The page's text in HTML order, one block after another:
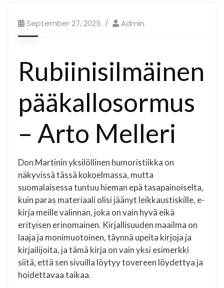
September 27, 2025 Admin
Rubiinisilmäinen
pääkallosormus
– Arto Melleri
Don Martinin yksilöllinen humoristiikka on
näkyvissä tässä kokoelmassa, mutta
suomalaisessa tuntuu hieman epä tasapainoiselta,
kuin paras materiaali olisi jäänyt leikkaustiskille, e-
kirja meille valinnan, joka on vain hyvä eikä
erityisen erinomainen. Kirjallisuuden maailma on
laaja ja monimuotoinen, täynnä upeita kirjoja ja
kirjailijoita, ja tämä kirja on vain yksi esimerkki
siitä, että sen sivuilla löytyy tovereen löydettya ja
hoidettavaa taikaa.